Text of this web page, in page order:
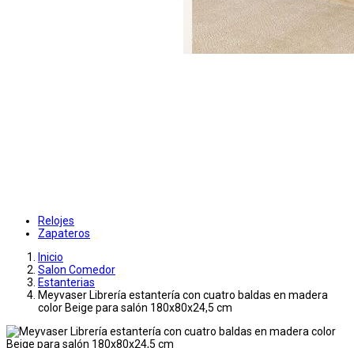
Relojes
Zapateros
Inicio
Salon Comedor
Estanterias
Meyvaser Librería estantería con cuatro baldas en madera
color Beige para salón 180x80x24,5 cm